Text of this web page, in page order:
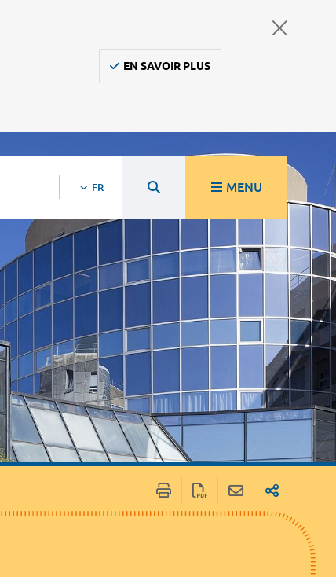
EN SAVOIR PLUS
FR MENU